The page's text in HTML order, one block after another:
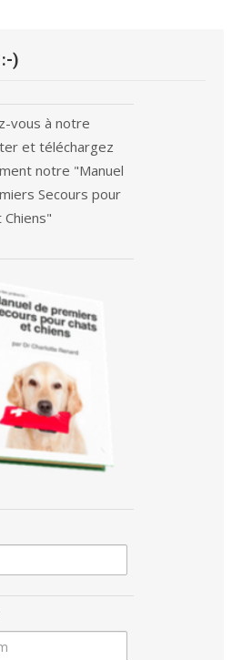
)
vous à notre
et téléchargez
notre "Manuel
Secours pour